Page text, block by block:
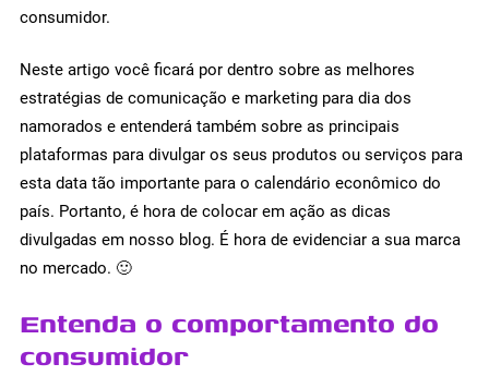
consumidor.
Neste artigo você ficará por dentro sobre as melhores
estratégias de comunicação e marketing para dia dos
namorados e entenderá também sobre as principais
plataformas para divulgar os seus produtos ou serviços para
esta data tão importante para o calendário econômico do
país. Portanto, é hora de colocar em ação as dicas
divulgadas em nosso blog. É hora de evidenciar a sua marca
no mercado. 🙂
Entenda o comportamento do
consumidor